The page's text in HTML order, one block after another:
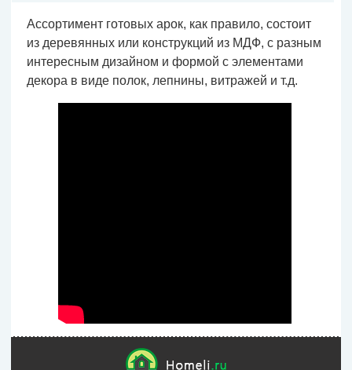
Ассортимент готовых арок, как правило, состоит
из деревянных или конструкций из МДФ, с разным
интересным дизайном и формой с элементами
декора в виде полок, лепнины, витражей и т.д.